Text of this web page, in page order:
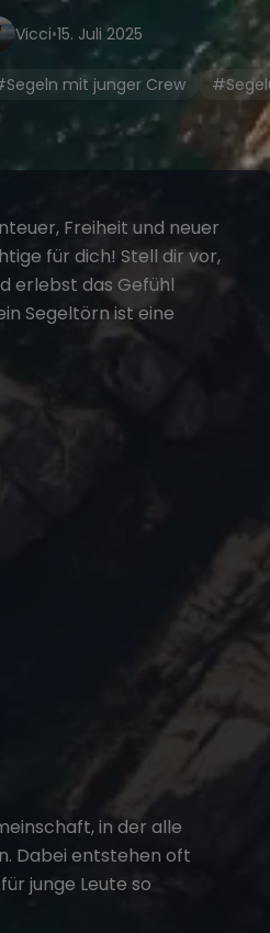
Vicci•15. Juli 2025
mit junger Crew
Freiheit und neuer
für dich! Stell dir vor,
erlebst das Gefühl
Segeltörnist eine
in der alle
Dabei entstehen oft
junge Leute so